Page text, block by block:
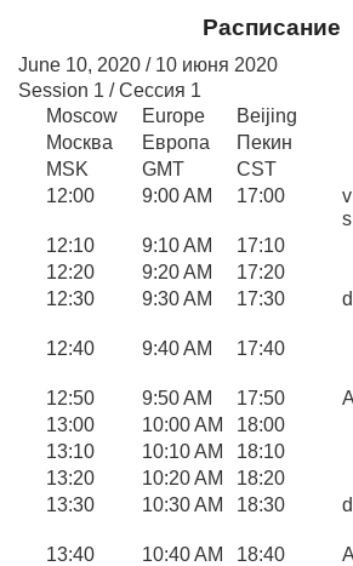
Расписание
June 10, 2020 / 10 июня 2020
Session 1 / Сессия 1
Moscow
Europe
Beijing
Москва
Европа
Пекин
MSK
GMT
CST
12:00
9:00 AM 17:00
12:10 9:10 AM 17:10
12:20
9:20 AM 17:20
12:30
9:30 AM 17:30
12:40
9:40 AM 17:40
12:50 9:50 AM 17:50
13:00
10:00 AM 18:00
13:10
10:10 AM 18:10
13:20
10:20 AM 18:20
13:30
10:30 AM 18:30
13:40
10:40 AM 18:40